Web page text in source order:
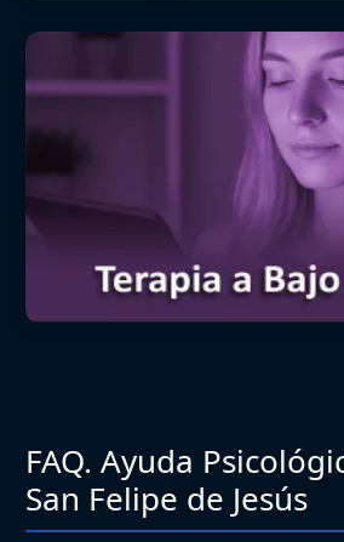
FAQ. Ayuda
San Felipe de Jesús